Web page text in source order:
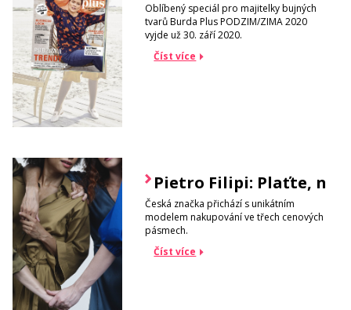
Oblíbený speciál pro majitelky bujných
tvarů Burda Plus PODZIM/ZIMA 2020
vyjde už 30. září 2020.
Číst více
Pietro Filipi: Plaťte, na
Česká značka přichází s unikátním
modelem nakupování ve třech cenových
pásmech.
Číst více